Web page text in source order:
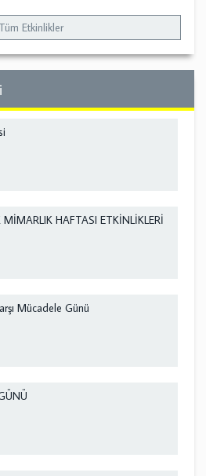
Tüm Etkinlikler
HAFTASI ETKİNLİKLERİ
Mücadele Günü